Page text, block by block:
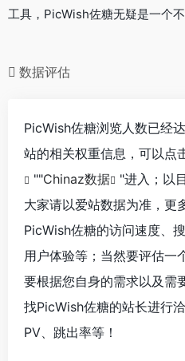
工具，PicWish佐糖无疑是一个不
数据评估
PicWish佐糖浏览人数已经
站的相关权重信息，可以点
""Chinaz数据
"进入；以
大家请以爱站数据为准，更
PicWish佐糖的访问速度、
用户体验等；当然要评估一
要根据您自身的需求以及需
找PicWish佐糖的站长进行
PV、跳出率等！